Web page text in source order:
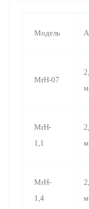
Модель А
MrH-07
м
MrH-
1,1
м
MrH-
1,4
м